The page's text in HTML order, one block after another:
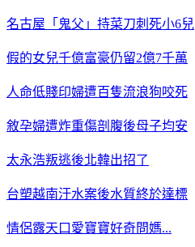
名古屋「鬼父」持菜刀刺死小6兒
假的女兒千億富豪仍留2億7千萬
人命低賤印婦遭百隻流浪狗咬死
敘孕婦遭炸重傷剖腹後母子均安
太永浩叛逃後北韓出招了
台塑越南汙水案後水質終於達標
情侶露天口愛寶寶好奇問媽...